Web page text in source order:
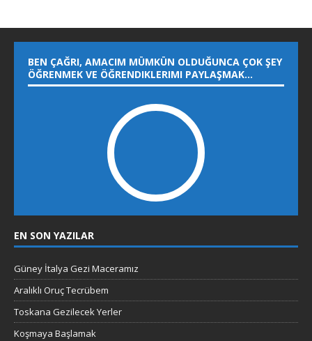
BEN ÇAĞRI, AMACIM MÜMKÜN OLDUĞUNCA ÇOK ŞEY
ÖĞRENMEK VE ÖĞRENDIKLERIMI PAYLAŞMAK…
EN SON YAZILAR
Güney İtalya Gezi Maceramız
Aralıklı Oruç Tecrübem
Toskana Gezilecek Yerler
Koşmaya Başlamak